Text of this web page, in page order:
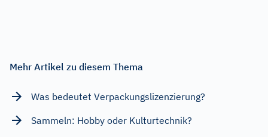
Mehr Artikel zu diesem Thema
Was bedeutet Verpackungslizenzierung?
Sammeln: Hobby oder Kulturtechnik?